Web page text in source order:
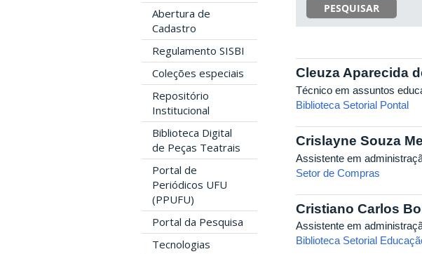
Abertura de
Cadastro
Regulamento SISBI
Coleções especiais
Repositório
Institucional
Biblioteca Digital
de Peças Teatrais
Portal de
Periódicos UFU
(PPUFU)
Portal da Pesquisa
Tecnologias
PESQUISAR
Cleuza Aparecida
Técnico em assuntos
Biblioteca Setorial Pontal
Crislayne Souza
Assistente em
Setor de Compras
Cristiano Carlos
Assistente em
Biblioteca Setorial